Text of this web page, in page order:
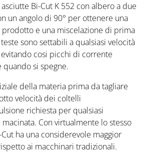
Bi-Cut K 552 con albero a due
un angolo di 90° per ottenere una
e una miscelazione di prima
sono settabili a qualsiasi velocità
cosi picchi di corrente
si spegne.
della materia prima da tagliare
velocità dei coltelli
richiesta per qualsiasi
Con virtualmente lo stesso
ha una considerevole maggior
ai macchinari tradizionali.